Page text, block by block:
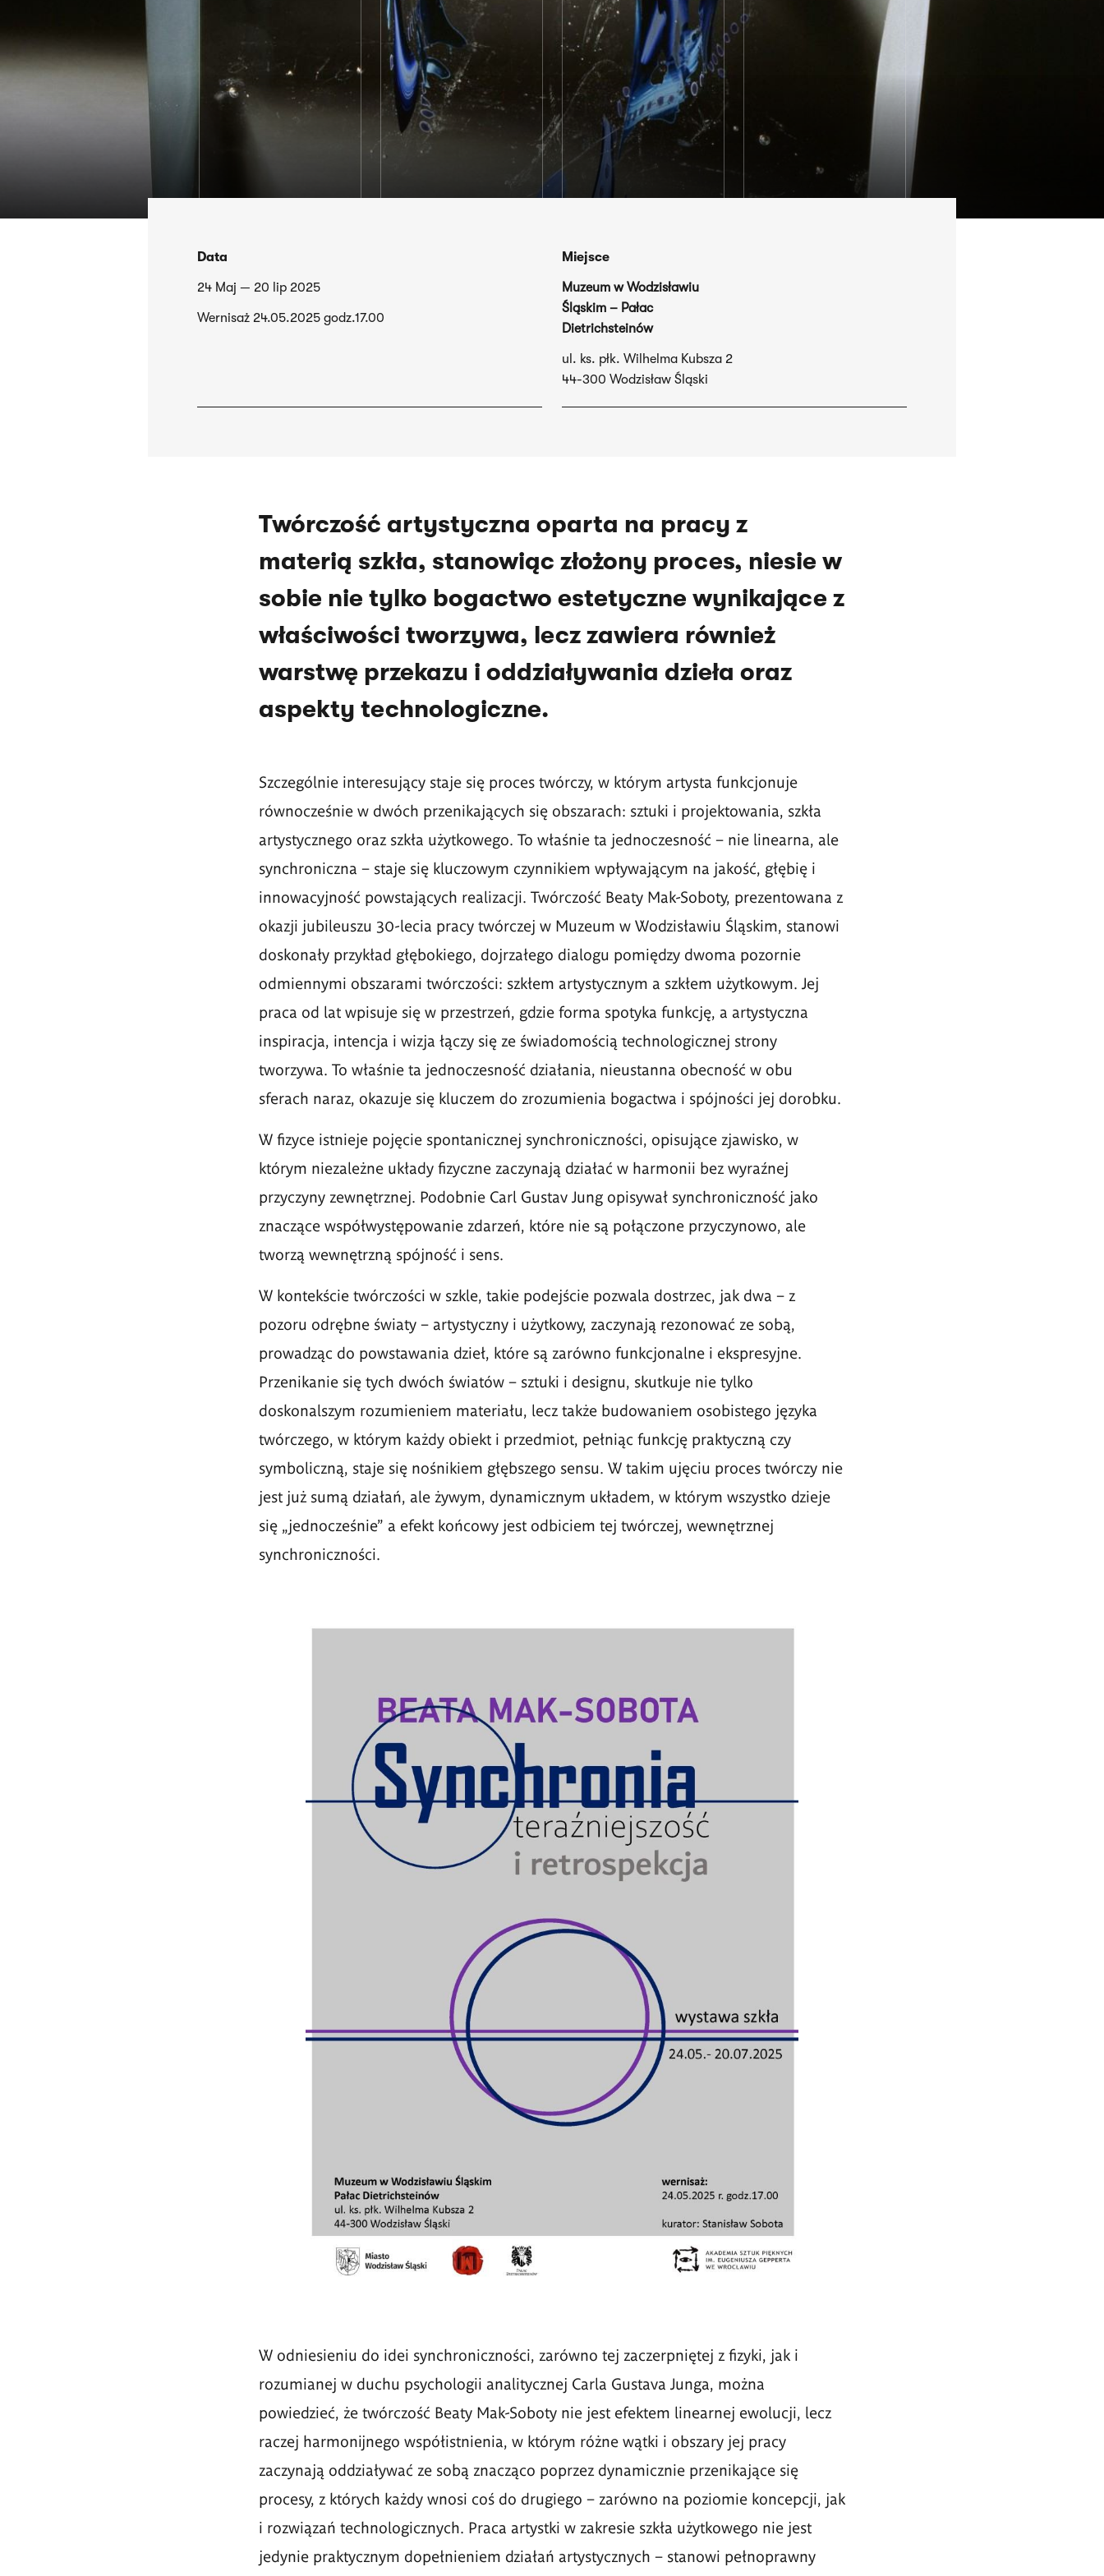
Data
24 Maj — 20 lip 2025
Wernisaż 24.05.2025 godz.17.00
Miejsce
Muzeum w Wodzisławiu
Śląskim – Pałac
Dietrichsteinów
ul. ks. płk. Wilhelma Kubsza 2
44-300 Wodzisław Śląski
Twórczość artystyczna oparta na pracy z
materią szkła, stanowiąc złożony proces, niesie w
sobie nie tylko bogactwo estetyczne wynikające z
właściwości tworzywa, lecz zawiera również
warstwę przekazu i oddziaływania dzieła oraz
aspekty technologiczne.
Szczególnie interesujący staje się proces twórczy, w którym artysta funkcjonuje
równocześnie w dwóch przenikających się obszarach: sztuki i projektowania, szkła
artystycznego oraz szkła użytkowego. To właśnie ta jednoczesność – nie linearna, ale
synchroniczna – staje się kluczowym czynnikiem wpływającym na jakość, głębię i
innowacyjność powstających realizacji. Twórczość Beaty Mak-Soboty, prezentowana z
okazji jubileuszu 30-lecia pracy twórczej w Muzeum w Wodzisławiu Śląskim, stanowi
doskonały przykład głębokiego, dojrzałego dialogu pomiędzy dwoma pozornie
odmiennymi obszarami twórczości: szkłem artystycznym a szkłem użytkowym. Jej
praca od lat wpisuje się w przestrzeń, gdzie forma spotyka funkcję, a artystyczna
inspiracja, intencja i wizja łączy się ze świadomością technologicznej strony
tworzywa. To właśnie ta jednoczesność działania, nieustanna obecność w obu
sferach naraz, okazuje się kluczem do zrozumienia bogactwa i spójności jej dorobku.
W fizyce istnieje pojęcie spontanicznej synchroniczności, opisujące zjawisko, w
którym niezależne układy fizyczne zaczynają działać w harmonii bez wyraźnej
przyczyny zewnętrznej. Podobnie Carl Gustav Jung opisywał synchroniczność jako
znaczące współwystępowanie zdarzeń, które nie są połączone przyczynowo, ale
tworzą wewnętrzną spójność i sens.
W kontekście twórczości w szkle, takie podejście pozwala dostrzec, jak dwa – z
pozoru odrębne światy – artystyczny i użytkowy, zaczynają rezonować ze sobą,
prowadząc do powstawania dzieł, które są zarówno funkcjonalne i ekspresyjne.
Przenikanie się tych dwóch światów – sztuki i designu, skutkuje nie tylko
doskonalszym rozumieniem materiału, lecz także budowaniem osobistego języka
twórczego, w którym każdy obiekt i przedmiot, pełniąc funkcję praktyczną czy
symboliczną, staje się nośnikiem głębszego sensu. W takim ujęciu proces twórczy nie
jest już sumą działań, ale żywym, dynamicznym układem, w którym wszystko dzieje
się „jednocześnie” a efekt końcowy jest odbiciem tej twórczej, wewnętrznej
synchroniczności.
W odniesieniu do idei synchroniczności, zarówno tej zaczerpniętej z fizyki, jak i
rozumianej w duchu psychologii analitycznej Carla Gustava Junga, można
powiedzieć, że twórczość Beaty Mak-Soboty nie jest efektem linearnej ewolucji, lecz
raczej harmonijnego współistnienia, w którym różne wątki i obszary jej pracy
zaczynają oddziaływać ze sobą znacząco poprzez dynamicznie przenikające się
procesy, z których każdy wnosi coś do drugiego – zarówno na poziomie koncepcji, jak
i rozwiązań technologicznych. Praca artystki w zakresie szkła użytkowego nie jest
jedynie praktycznym dopełnieniem działań artystycznych – stanowi pełnoprawny